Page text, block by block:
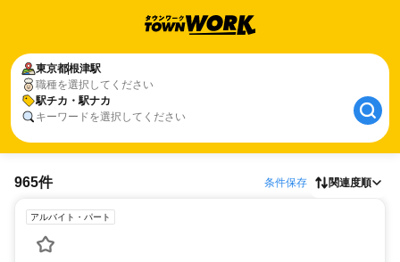
東京都根津駅
職種を選択してください
駅チカ・駅ナカ
キーワードを選択してください
965件 条件保存 関連度順
アルバイト・パート